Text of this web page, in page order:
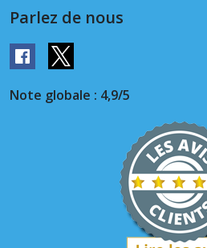
Parlez de nous
Note globale : 4,9/5